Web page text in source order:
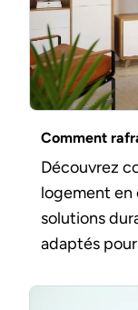
Comment
Découvrez
logement en
solutions
adaptés